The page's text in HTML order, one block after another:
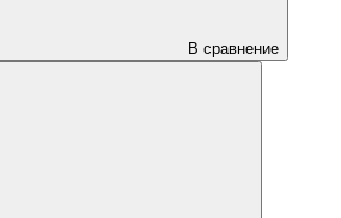
В сравнение